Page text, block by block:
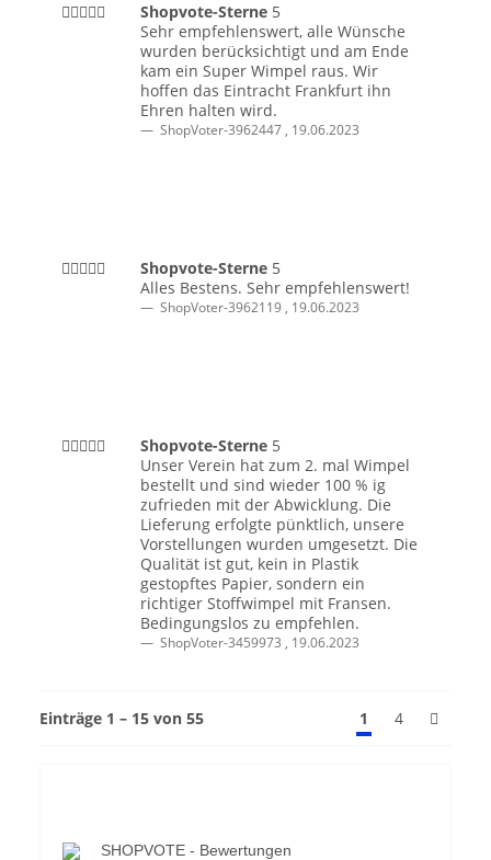
Shopvote-Sterne 5
Sehr empfehlenswert, alle Wünsche
wurden berücksichtigt und am Ende
kam ein Super Wimpel raus. Wir
hoffen das Eintracht Frankfurt ihn
Ehren halten wird.
ShopVoter-3962447 , 19.06.2023
Shopvote-Sterne 5
Alles Bestens. Sehr empfehlenswert!
ShopVoter-3962119 , 19.06.2023
Shopvote-Sterne 5
Unser Verein hat zum 2. mal Wimpel
bestellt und sind wieder 100 % ig
zufrieden mit der Abwicklung. Die
Lieferung erfolgte pünktlich, unsere
Vorstellungen wurden umgesetzt. Die
Qualität ist gut, kein in Plastik
gestopftes Papier, sondern ein
richtiger Stoffwimpel mit Fransen.
Bedingungslos zu empfehlen.
ShopVoter-3459973 , 19.06.2023
Einträge 1 – 15 von 55 1 4
SHOPVOTE - Bewertungen